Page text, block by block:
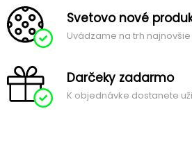
Svetovo nové
Uvádzame na trh
Darčeky zadarmo
K objednávke dostanete